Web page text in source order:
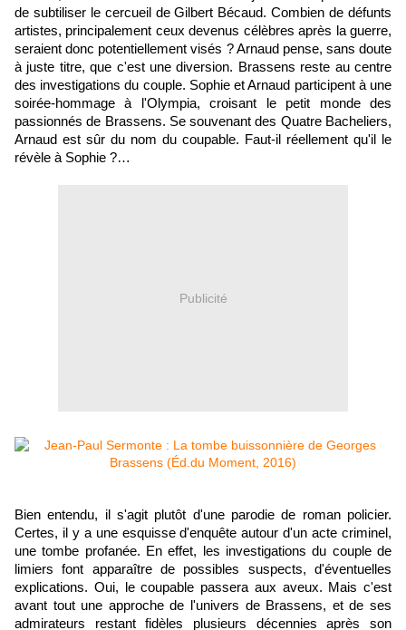
de subtiliser le cercueil de Gilbert Bécaud. Combien de défunts
artistes, principalement ceux devenus célèbres après la guerre,
seraient donc potentiellement visés ? Arnaud pense, sans doute
à juste titre, que c'est une diversion. Brassens reste au centre
des investigations du couple. Sophie et Arnaud participent à une
soirée-hommage à l'Olympia, croisant le petit monde des
passionnés de Brassens. Se souvenant des Quatre Bacheliers,
Arnaud est sûr du nom du coupable. Faut-il réellement qu'il le
révèle à Sophie ?…
Publicité
Bien entendu, il s'agit plutôt d'une parodie de roman policier.
Certes, il y a une esquisse d'enquête autour d'un acte criminel,
une tombe profanée. En effet, les investigations du couple de
limiers font apparaître de possibles suspects, d'éventuelles
explications. Oui, le coupable passera aux aveux. Mais c'est
avant tout une approche de l'univers de Brassens, et de ses
admirateurs restant fidèles plusieurs décennies après son